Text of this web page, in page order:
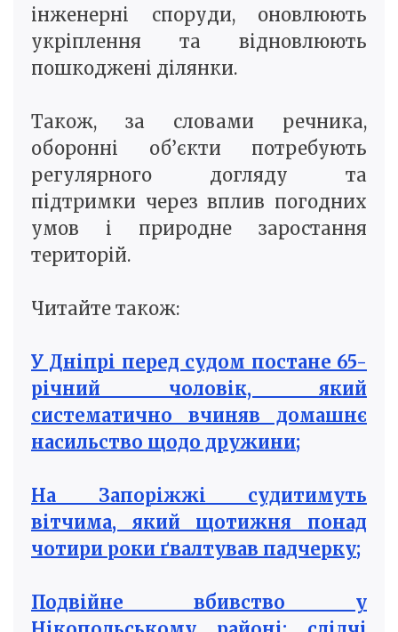
інженерні споруди, оновлюють
укріплення та відновлюють
пошкоджені ділянки.
Також, за словами речника,
оборонні об’єкти потребують
регулярного догляду та
підтримки через вплив погодних
умов і природне заростання
територій.
Читайте також:
У Дніпрі перед судом постане 65-
річний чоловік, який
систематично вчиняв домашнє
насильство щодо дружини;
На Запоріжжі судитимуть
вітчима, який щотижня понад
чотири роки ґвалтував падчерку;
Подвійне вбивство у